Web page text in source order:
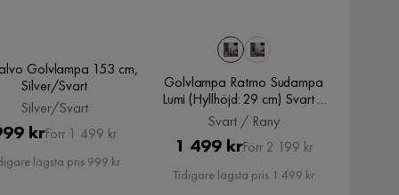
Golvlampa 153 cm,
Silver/Svart
Silver/Svart
Pris
kr Original
Pris
Förr 1 499 kr
lägsta pris 999 kr
Golvlampa Ratmo Sudampa
Lumi (Hyllhöjd: 29 cm) Svart /
Rany, Svart / Rany
Svart / Rany
Pris
1 499 krOriginal
Pris
Förr 2 199 kr
Tidigare lägsta pris 1 499 kr